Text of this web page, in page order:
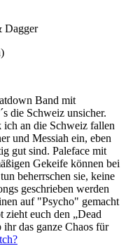
Dagger
Band mit
die Schweiz unsicher.
an die Schweiz fallen
und Messiah ein, eben
gut sind. Paleface mit
Gekeife können bei
beherrschen sie, keine
geschrieben werden
auf "Psycho" gemacht
euch den „Dead
das ganze Chaos für